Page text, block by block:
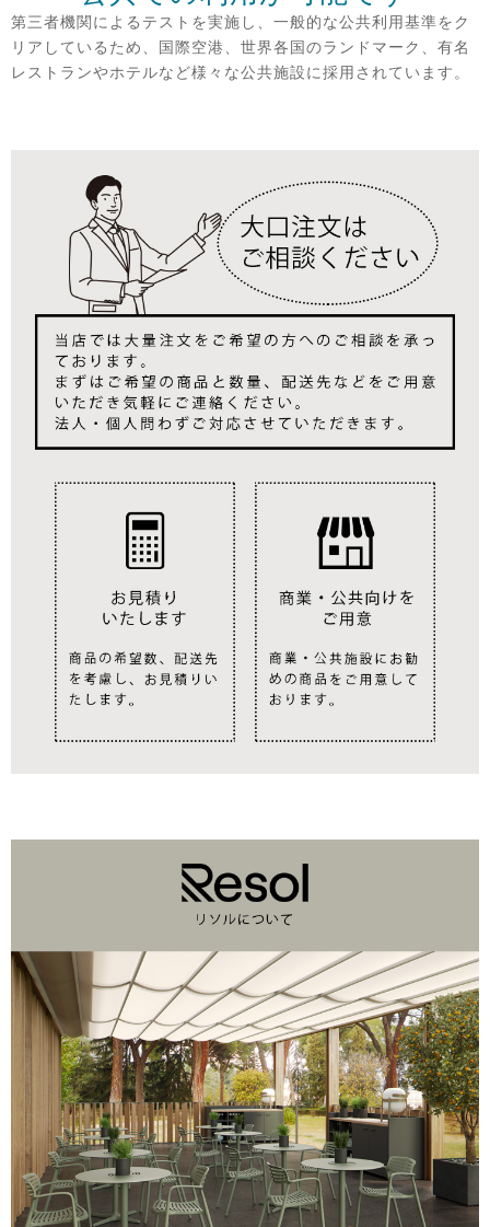
第三者機関によるテストを実施し、一般的な公共利用基準をク
リアしているため、国際空港、世界各国のランドマーク、有名
レストランやホテルなど様々な公共施設に採用されています。